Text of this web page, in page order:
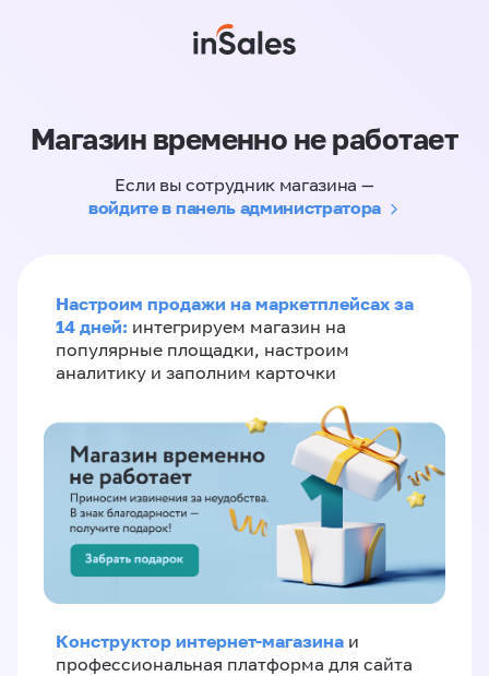
Магазин временно не работает
Если вы сотрудник магазина —
войдите в панель администратора
Настроим продажи на маркетплейсах за
14 дней: интегрируем магазин на
популярные площадки, настроим
аналитику и заполним карточки
Конструктор интернет-магазина и
профессиональная платформа для сайта